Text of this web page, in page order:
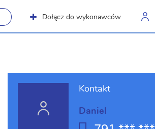
Dołącz do wykonawców
Kontakt
Daniel